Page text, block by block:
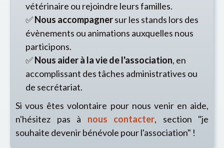
vétérinaire ou rejoindre leurs familles.
✅Nous accompagnersur les stands lors des
évènements ou animations auxquelles nous
participons.
✅Nous aider à la vie de l'association, en
accomplissant des tâches administratives ou
de secrétariat.
Si vous êtes volontaire pour nous venir en aide,
n'hésitez pas à nous contacter, section "je
souhaite devenir bénévole pour l'association" !